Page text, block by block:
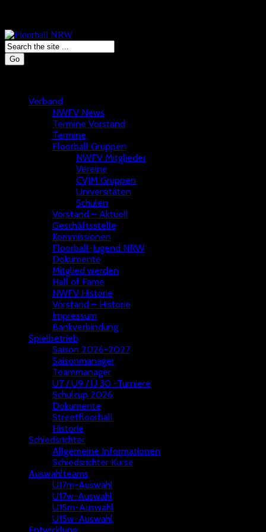
Go
Verband
NWFV News
Termine Vorstand
Termine
Floorball Gruppen
NWFV Mitglieder
Vereine
CVJM Gruppen
Universitäten
Schulen
Vorstand – Aktuell
Geschäftsstelle
Kommissionen
Floorball-Jugend NRW
Dokumente
Mitglied werden
Hall of Fame
NWFV Historie
Vorstand – Historie
Impressum
Bankverbindung
Spielbetrieb
Saison 2026-2027
Saisonmanager
Teammanager
U7 / U9 / Ü 30 -Turniere
Schulcup 2026
Dokumente
Streetfloorball
Historie
Schiedsrichter
Allgemeine Informationen
Schiedsrichter Kurse
Auswahlteams
U17m-Auswahl
U17w-Auswahl
U15m-Auswahl
U15w-Auswahl